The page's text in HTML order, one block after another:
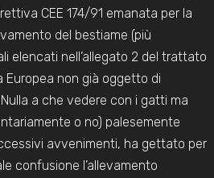
CEE 174/91 emanata per la
del bestiame (più
elencati nell’allegato 2 del trattato
non già oggetto di
a che vedere con i gatti ma
o no) palesemente
avvenimenti, ha gettato per
confusione l’allevamento